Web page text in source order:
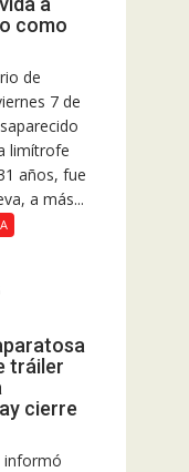
como
de
7 de
limítrofe
años, fue
a más...
tráiler
cierre
informó